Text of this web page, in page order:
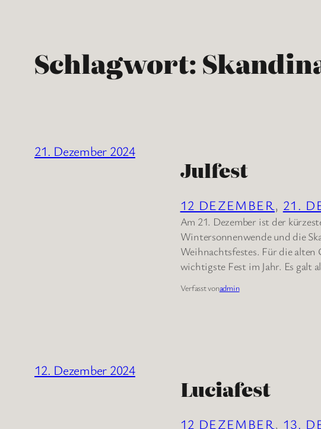
Schlagwort:
21. Dezember 2024
Julfest
12 DEZEMBER, 21.
Am 21. Dezember ist der
Wintersonnenwende und die
Weihnachtsfestes. Für die
wichtigste Fest im Jahr. Es galt
Verfasst vonadmin
12. Dezember 2024
Luciafest
12 DEZEMBER, 13.